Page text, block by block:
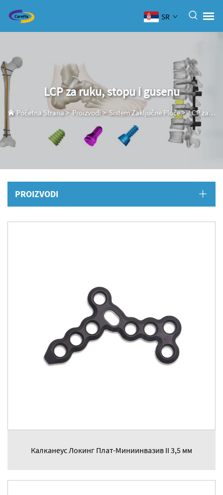
SR
LCP za ruku, stopu i gusenu
Početna Strana>Proizvodi> Sistem Zaključne Ploče>LCP za ruku, stopu i gusenu
PROIZVODI
Калканеус Локинг Плат-Миниинвазив II 3,5 мм